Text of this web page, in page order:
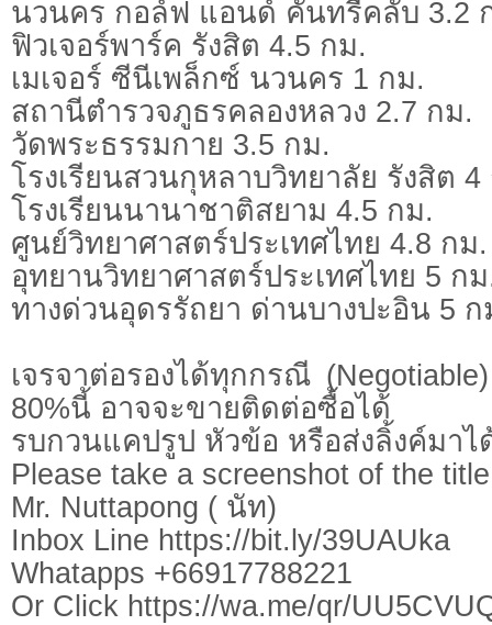
นวนคร กอล์ฟ แอนด์ คันทรีคลับ 3.2
ฟิวเจอร์พาร์ค รังสิต 4.5 กม.
เมเจอร์ ซีนีเพล็กซ์ นวนคร 1 กม.
สถานีตำรวจภูธรคลองหลวง 2.7 กม.
วัดพระธรรมกาย 3.5 กม.
โรงเรียนสวนกุหลาบวิทยาลัย รังสิต 4
โรงเรียนนานาชาติสยาม 4.5 กม.
ศูนย์วิทยาศาสตร์ประเทศไทย 4.8 กม.
อุทยานวิทยาศาสตร์ประเทศไทย 5 ก
ทางด่วนอุดรรัถยา ด่านบางปะอิน 5 ก
เจรจาต่อรองได้ทุกกรณี
80%นี้ อาจจะขายติดต่อซื้อได้
รบกวนแคปรูป หัวข้อ หรือส่งลิ้งค์มาไ
Please take a screenshot of the
Mr. Nuttapong ( นัท)
Inbox Line https://bit.ly/39UAUka
Whatapps +66917788221
Or Click https://wa.me/qr/